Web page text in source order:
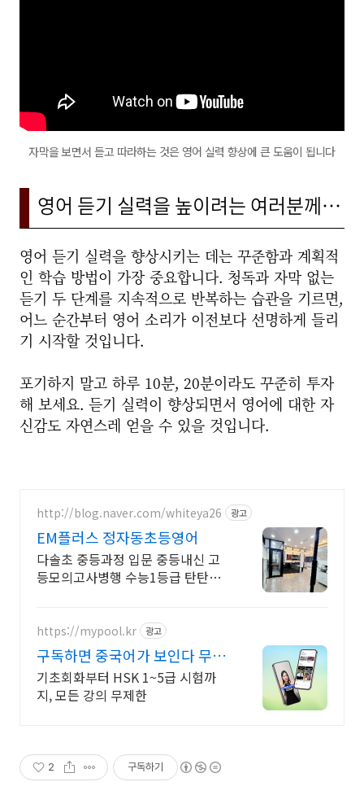
자막을 보면서 듣고 따라하는 것은 영어 실력 향상에 큰 도움이 됩니다
영어 듣기 실력을 높이려는 여러분께…
영어 듣기 실력을 향상시키는 데는 꾸준함과 계획적
인 학습 방법이 가장 중요합니다. 청독과 자막 없는
듣기 두 단계를 지속적으로 반복하는 습관을 기르면,
어느 순간부터 영어 소리가 이전보다 선명하게 들리
기 시작할 것입니다.
포기하지 말고 하루 10분, 20분이라도 꾸준히 투자
해 보세요. 듣기 실력이 향상되면서 영어에 대한 자
신감도 자연스레 얻을 수 있을 것입니다.
http://blog.naver.com/whiteya26 광고
EM플러스 정자동초등영어
다솔초 중등과정 입문 중등내신 고
등모의고사병행 수능1등급 탄탄한
https://mypool.kr 광고
구독하면 중국어가 보인다 무료
로 시작하기
기초회화부터 HSK 1~5급 시험까
지, 모든 강의 무제한
2 구독하기